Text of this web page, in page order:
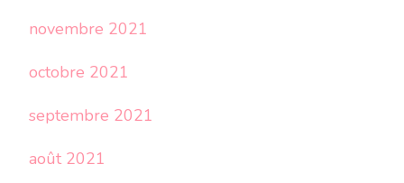
novembre 2021
octobre 2021
septembre 2021
août 2021